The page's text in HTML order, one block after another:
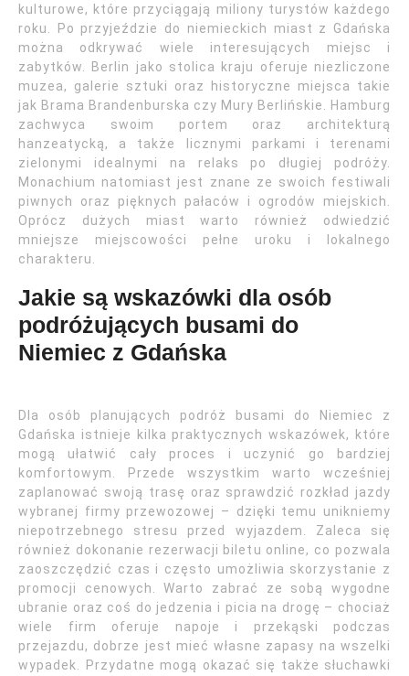
kulturowe, które przyciągają miliony turystów każdego
roku. Po przyjeździe do niemieckich miast z Gdańska
można odkrywać wiele interesujących miejsc i
zabytków. Berlin jako stolica kraju oferuje niezliczone
muzea, galerie sztuki oraz historyczne miejsca takie
jak Brama Brandenburska czy Mury Berlińskie. Hamburg
zachwyca swoim portem oraz architekturą
hanzeatycką, a także licznymi parkami i terenami
zielonymi idealnymi na relaks po długiej podróży.
Monachium natomiast jest znane ze swoich festiwali
piwnych oraz pięknych pałaców i ogrodów miejskich.
Oprócz dużych miast warto również odwiedzić
mniejsze miejscowości pełne uroku i lokalnego
charakteru.
Jakie są wskazówki dla osób
podróżujących busami do
Niemiec z Gdańska
Dla osób planujących podróż busami do Niemiec z
Gdańska istnieje kilka praktycznych wskazówek, które
mogą ułatwić cały proces i uczynić go bardziej
komfortowym. Przede wszystkim warto wcześniej
zaplanować swoją trasę oraz sprawdzić rozkład jazdy
wybranej firmy przewozowej – dzięki temu unikniemy
niepotrzebnego stresu przed wyjazdem. Zaleca się
również dokonanie rezerwacji biletu online, co pozwala
zaoszczędzić czas i często umożliwia skorzystanie z
promocji cenowych. Warto zabrać ze sobą wygodne
ubranie oraz coś do jedzenia i picia na drogę – chociaż
wiele firm oferuje napoje i przekąski podczas
przejazdu, dobrze jest mieć własne zapasy na wszelki
wypadek. Przydatne mogą okazać się także słuchawki